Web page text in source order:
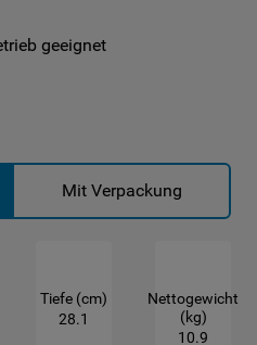
geeignet
Mit Verpackung
Tiefe (cm)
28.1
Nettogewicht
(kg)
10.9